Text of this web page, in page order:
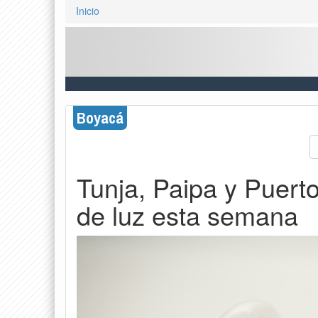
Inicio
Boyacá
Tunja, Paipa y
de luz esta semana